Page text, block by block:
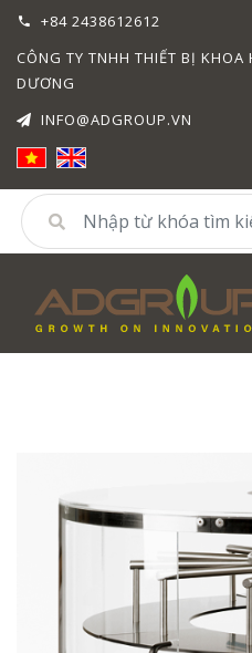
+84 2438612612
CÔNG TY TNHH THIẾT BỊ KHOA
DƯƠNG
INFO@ADGROUP.VN